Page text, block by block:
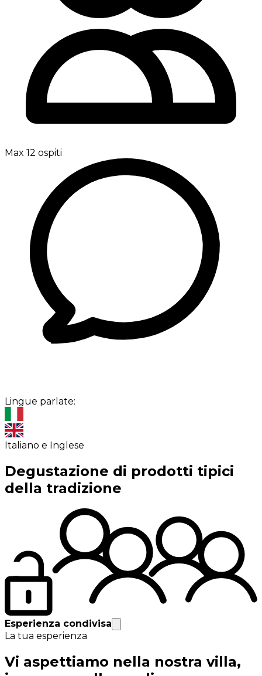
Max 12 ospiti
Lingue parlate:
Italiano e Inglese
Degustazione di prodotti tipici
della tradizione
Esperienza condivisa
La tua esperienza
Vi aspettiamo nella nostra villa,